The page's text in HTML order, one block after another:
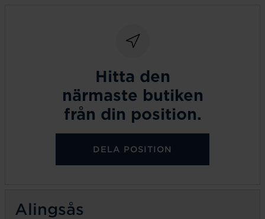
Hitta den
närmaste butiken
från din position.
DELA POSITION
Alingsås